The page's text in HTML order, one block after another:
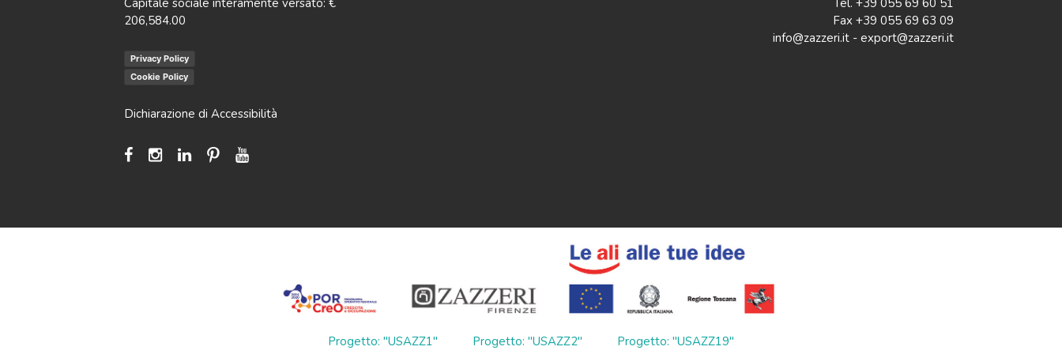
Capitale sociale interamente versato: €
206,584.00
Privacy Policy
Cookie Policy
Dichiarazione di Accessibilità
Tel. +39 055 69 60 51
Fax +39 055 69 63 09
info@zazzeri.it - export@zazzeri.it
Progetto: "USAZZ1" Progetto: "USAZZ2" Progetto: "USAZZ19"